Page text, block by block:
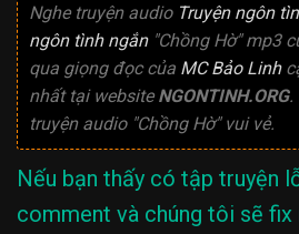
Nghe truyện audio Truyện ngôn
ngôn tình ngắn"Chồng Hờ" mp3
qua giọng đọc của MC Bảo Linh
nhất tại website NGONTINH.ORG.
truyện audio "Chồng Hờ" vui vẻ.
Nếu bạn thấy có tập truyện
comment và chúng tôi sẽ fix